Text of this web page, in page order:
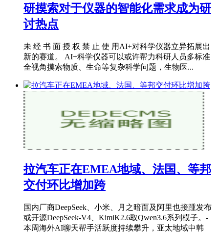
研摸索对于仪器的智能化需求成为研
讨热点
未 经 书 面 授 权 禁 止 使 用AI+对科学仪器立异拓展出
新的赛道。 AI+科学仪器可以或许帮力科研人员多标准
全视角摸索物质、生命等复杂科学问题，生物医...
拉汽车正在EMEA地域、法国、等邦
交付环比增加跨
国内厂商DeepSeek、小米、月之暗面及阿里也接踵发布
或开源DeepSeek-V4、KimiK2.6取Qwen3.6系列模子。-
本周海外AI聊天帮手活跃度持续攀升，亚太地域中韩